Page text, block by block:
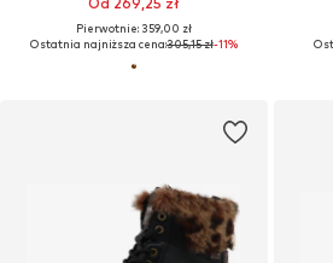
Pierwotnie: 359,00 zł
Ostatnia najniższa cena:305,15 zł-11%